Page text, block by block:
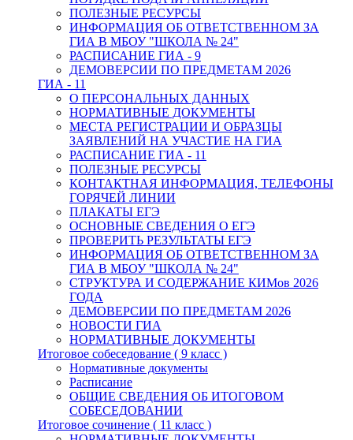
ПОЛЕЗНЫЕ РЕСУРСЫ
ИНФОРМАЦИЯ ОБ ОТВЕТСТВЕННОМ ЗА
ГИА В МБОУ "ШКОЛА № 24"
РАСПИСАНИЕ ГИА - 9
ДЕМОВЕРСИИ ПО ПРЕДМЕТАМ 2026
ГИА - 11
О ПЕРСОНАЛЬНЫХ ДАННЫХ
НОРМАТИВНЫЕ ДОКУМЕНТЫ
МЕСТА РЕГИСТРАЦИИ И ОБРАЗЦЫ
ЗАЯВЛЕНИЙ НА УЧАСТИЕ НА ГИА
РАСПИСАНИЕ ГИА - 11
ПОЛЕЗНЫЕ РЕСУРСЫ
КОНТАКТНАЯ ИНФОРМАЦИЯ, ТЕЛЕФОНЫ
ГОРЯЧЕЙ ЛИНИИ
ПЛАКАТЫ ЕГЭ
ОСНОВНЫЕ СВЕДЕНИЯ О ЕГЭ
ПРОВЕРИТЬ РЕЗУЛЬТАТЫ ЕГЭ
ИНФОРМАЦИЯ ОБ ОТВЕТСТВЕННОМ ЗА
ГИА В МБОУ "ШКОЛА № 24"
СТРУКТУРА И СОДЕРЖАНИЕ КИМов 2026
ГОДА
ДЕМОВЕРСИИ ПО ПРЕДМЕТАМ 2026
НОВОСТИ ГИА
НОРМАТИВНЫЕ ДОКУМЕНТЫ
Итоговое собеседование ( 9 класс )
Нормативные документы
Расписание
ОБЩИЕ СВЕДЕНИЯ ОБ ИТОГОВОМ
СОБЕСЕДОВАНИИ
Итоговое сочинение ( 11 класс )